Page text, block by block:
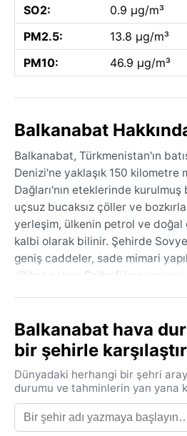
SO2:
0.9 µg/m³
PM2.5:
13.8 µg/m³
PM10:
46.9 µg/m³
Balkanabat
Balkanabat, Türkmenistan'ın
Denizi'ne yaklaşık 150 kilometre
Dağları'nın eteklerinde
uçsuz bucaksız çöller ve
yerleşim, ülkenin petrol ve doğal
kalbi olarak bilinir. Şehirde
geniş caddeler, sade mimari
dikkat çeker. Coğrafi konumu
Köppen iklim sınıflandırmasına
çöl iklimine sahip olan
ve kurak geçer. Temmuz ayında
aşabilirken, kış aylarında
düşer, hatta kar yağışı görülebilir.
100 milimetrenin altında kalır;
Balkanabat hava
bir şehirle karşılaştır
Dünyadaki herhangi bir şehri
durumu ve tahminlerin yan yana